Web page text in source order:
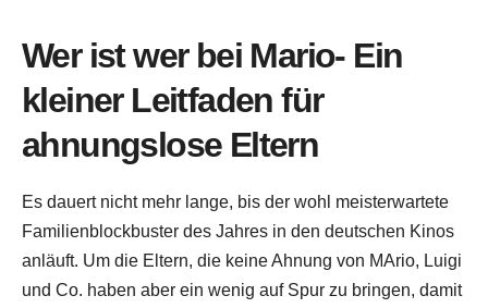
Wer ist wer bei Mario- Ein
kleiner Leitfaden für
ahnungslose Eltern
Es dauert nicht mehr lange, bis der wohl meisterwartete
Familienblockbuster des Jahres in den deutschen Kinos
anläuft. Um die Eltern, die keine Ahnung von MArio, Luigi
und Co. haben aber ein wenig auf Spur zu bringen, damit